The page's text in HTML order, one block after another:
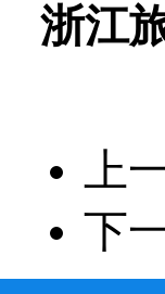
浙江
上
下